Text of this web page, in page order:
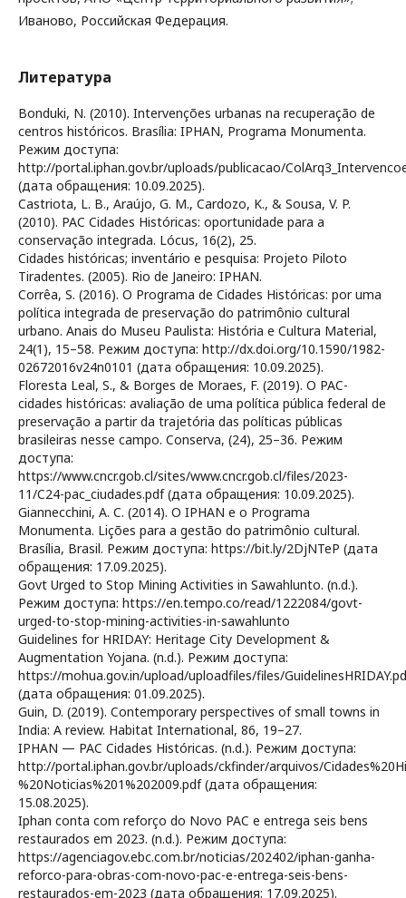
Иваново, Российская Федерация.
Литература
Bonduki, N. (2010). Intervenções urbanas na recuperação de
centros históricos. Brasília: IPHAN, Programa Monumenta.
Режим доступа:
http://portal.iphan.gov.br/uploads/publicacao/
(дата обращения: 10.09.2025).
Castriota, L. B., Araújo, G. M., Cardozo, K., & Sousa, V. P.
(2010). PAC Cidades Históricas: oportunidade para a
conservação integrada. Lócus, 16(2), 25.
Cidades históricas; inventário e pesquisa: Projeto Piloto
Tiradentes. (2005). Rio de Janeiro: IPHAN.
Corrêa, S. (2016). O Programa de Cidades Históricas: por uma
política integrada de preservação do patrimônio cultural
urbano. Anais do Museu Paulista: História e Cultura Material,
24(1), 15–58. Режим доступа: http://dx.doi.org/10.1590/1982-
02672016v24n0101 (дата обращения: 10.09.2025).
Floresta Leal, S., & Borges de Moraes, F. (2019). O PAC-
cidades históricas: avaliação de uma política pública federal de
preservação a partir da trajetória das políticas públicas
brasileiras nesse campo. Conserva, (24), 25–36. Режим
доступа:
https://www.cncr.gob.cl/sites/www.cncr.gob.cl/files/2023-
11/C24-pac_ciudades.pdf (дата обращения: 10.09.2025).
Giannecchini, A. C. (2014). O IPHAN e o Programa
Monumenta. Lições para a gestão do patrimônio cultural.
Brasília, Brasil. Режим доступа: https://bit.ly/2DjNTeP (дата
обращения: 17.09.2025).
Govt Urged to Stop Mining Activities in Sawahlunto. (n.d.).
Режим доступа: https://en.tempo.co/read/1222084/govt-
urged-to-stop-mining-activities-in-sawahlunto
Guidelines for HRIDAY: Heritage City Development &
Augmentation Yojana. (n.d.). Режим доступа:
https://mohua.gov.in/upload/uploadfiles/files/
(дата обращения: 01.09.2025).
Guin, D. (2019). Contemporary perspectives of small towns in
India: A review. Habitat International, 86, 19–27.
IPHAN — PAC Cidades Históricas. (n.d.). Режим доступа:
http://portal.iphan.gov.br/uploads/ckfinder/arquivos/
%20Noticias%201%202009.pdf (дата обращения:
15.08.2025).
Iphan conta com reforço do Novo PAC e entrega seis bens
restaurados em 2023. (n.d.). Режим доступа:
https://agenciagov.ebc.com.br/noticias/202402/iphan-ganha-
reforco-para-obras-com-novo-pac-e-entrega-seis-bens-
restaurados-em-2023 (дата обращения: 17.09.2025).